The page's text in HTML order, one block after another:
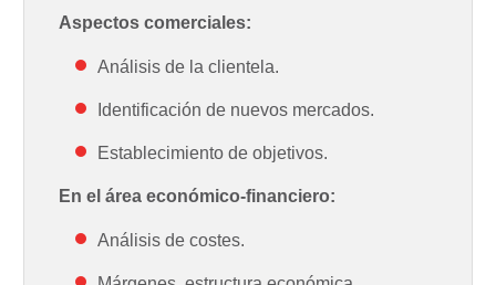
Aspectos comerciales:
Análisis de la clientela.
Identificación de nuevos mercados.
Establecimiento de objetivos.
En el área económico-financiero:
Análisis de costes.